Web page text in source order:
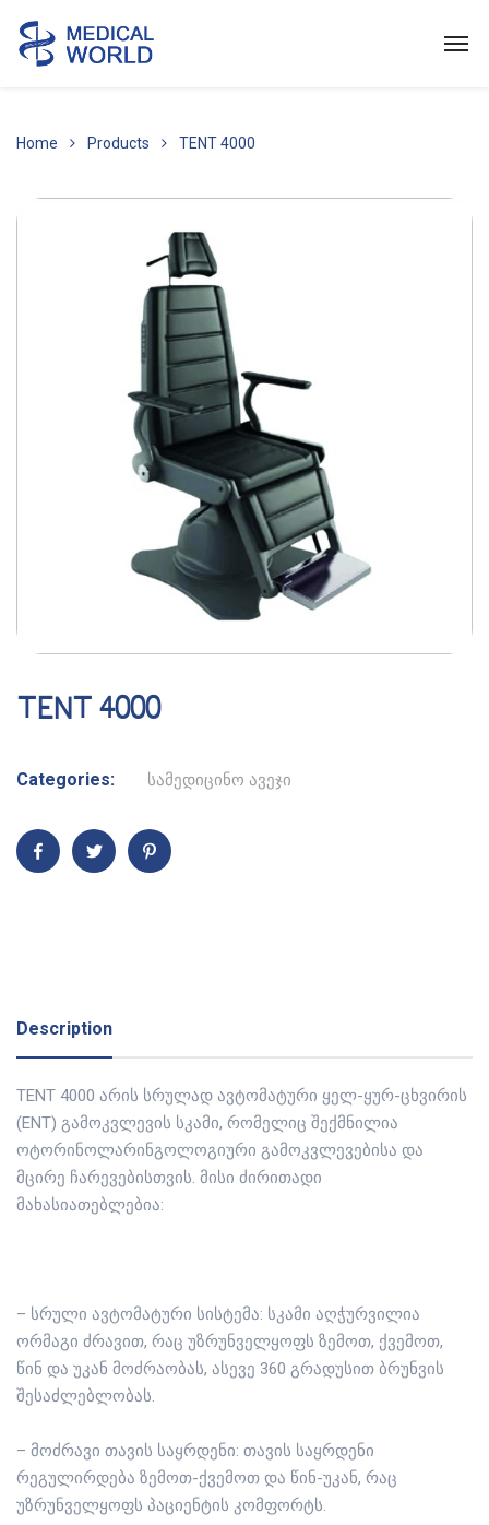
Home Products TENT 4000
TENT 4000
Categories: სამედიცინო ავეჯი
Description
TENT 4000 არის სრულად ავტომატური ყელ-ყურ-ცხვირის
(ENT) გამოკვლევის სკამი, რომელიც შექმნილია
ოტორინოლარინგოლოგიური გამოკვლევებისა და
მცირე ჩარევებისთვის. მისი ძირითადი
მახასიათებლებია:
– სრული ავტომატური სისტემა: სკამი აღჭურვილია
ორმაგი ძრავით, რაც უზრუნველყოფს ზემოთ, ქვემოთ,
წინ და უკან მოძრაობას, ასევე 360 გრადუსით ბრუნვის
შესაძლებლობას.
– მოძრავი თავის საყრდენი: თავის საყრდენი
რეგულირდება ზემოთ-ქვემოთ და წინ-უკან, რაც
უზრუნველყოფს პაციენტის კომფორტს.